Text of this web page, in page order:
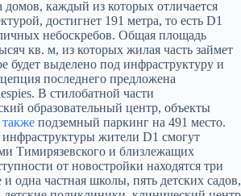
каждый из которых отличается
достигнет 191 метра, то есть D1
небоскребов. Общая площадь
кв. м, из которых жилая часть займет
будет выделено под инфраструктуру и
последнего предложена
В стилобатной части
образовательный центр, объекты
также подземный паркинг на 491 место.
жители D1 смогут
Тимирязевского и близлежащих
от новостройки находятся три
одна частная школы, пять детских садов,